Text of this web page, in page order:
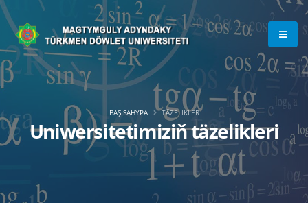
Uniwersitetimiziň täzelikleri
BAŞ SAHYPA TÄZELIKLER